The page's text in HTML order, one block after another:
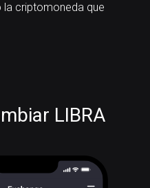
la criptomoneda que
LIBRA